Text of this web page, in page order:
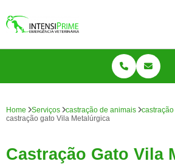
Home Serviços castração de animais
castração gato Vila Metalúrgica
Castração Gato Vila